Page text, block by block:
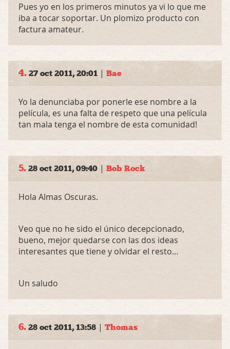
Pues yo en los primeros minutos ya vi lo que me
iba a tocar soportar. Un plomizo producto con
factura amateur.
4. 27 oct 2011, 20:01 | Bae
Yo la denunciaba por ponerle ese nombre a la
película, es una falta de respeto que una película
tan mala tenga el nombre de esta comunidad!
5. 28 oct 2011, 09:40 | Bob Rock
Hola Almas Oscuras.
Veo que no he sido el único decepcionado,
bueno, mejor quedarse con las dos ideas
interesantes que tiene y olvidar el resto…
Un saludo
6. 28 oct 2011, 13:58 | Thomas